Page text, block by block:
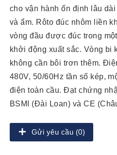
cho vận hành ổn định lâu
và ẩm. Rôto đúc nhôm liền
vòng đầu được đúc trong
khởi động xuất sắc. Vòng bi
không cần bôi trơn thêm.
480V, 50/60Hz tần số kép,
điện toàn cầu. Đạt chứng
BSMI (Đài Loan) và CE
Gửi yêu cầu (0)